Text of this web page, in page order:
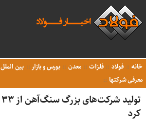
خانه فولاد فلزات معدن بورس و بازار بین الملل
معرفی شرکتها
کرد